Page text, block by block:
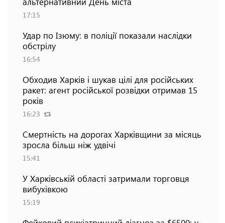
17:15
Удар по Ізюму: в поліції показали наслідки
обстрілу
16:54
Обходив Харків і шукав цілі для російських
ракет: агент російської розвідки отримав 15
років
16:23
Смертність на дорогах Харківщини за місяць
зросла більш ніж удвічі
15:41
У Харківській області затримали торговця
вибухівкою
15:19